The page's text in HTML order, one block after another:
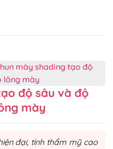
mày shading tạo độ
lông mày
độ sâu và độ
mày
đại, tính thẩm mỹ cao